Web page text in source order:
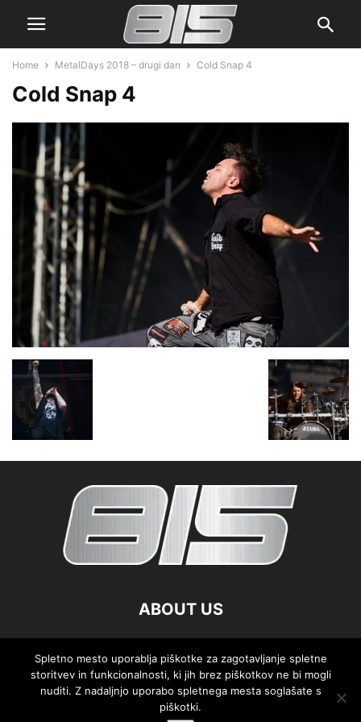
Home MetalDays 2018 – drugi dan Cold Snap 4
Cold Snap 4
ABOUT US
FOLLOW US
Spletno mesto uporablja piškotke za zagotavljanje spletne
storitvev in funkcionalnosti, ki jih brez piškotkov ne bi mogli
nuditi. Z nadaljnjo uporabo spletnega mesta soglašate s
piškotki.